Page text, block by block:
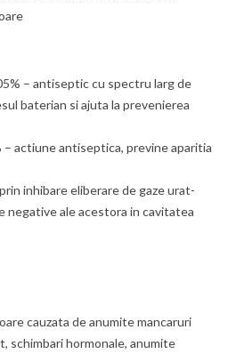
– antiseptic cu spectru larg de
baterian si ajuta la prevenierea
actiune antiseptica, previne aparitia
inhibare eliberare de gaze urat-
negative ale acestora in cavitatea
cauzata de anumite mancaruri
schimbari hormonale, anumite